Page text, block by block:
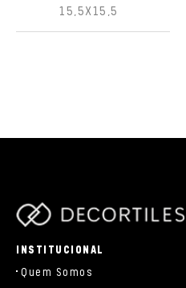
15,5X15,5
INSTITUCIONAL
Quem Somos